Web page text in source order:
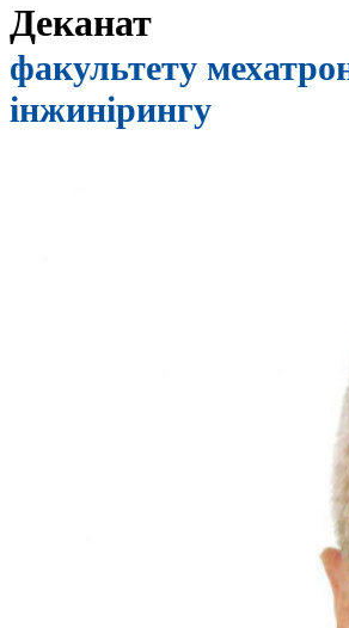
Деканат
факультету
інжинірингу